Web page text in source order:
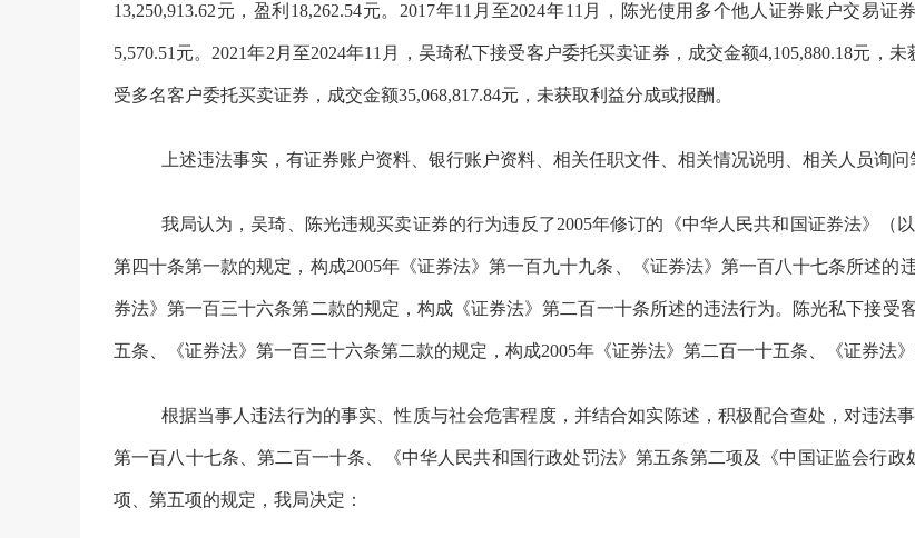
13,250,913.62元， 盈利 18,262.54元。2017年11 月至2024年11月，陈光使用 多个他人证券账户交易证券
5,570.51元。2021年2月至2024年11月，吴琦私下接受客户委托买卖证券 ，成交金额4,105,880.18元，未
受多名客 户委托买卖证券 ，成交金额35,068,817.84元， 未获取利益分成或报酬。
上述违法事实，有证券账户资料、银行账户资料、相关任职文件、相关情况说明、相关人员询问
我局认为，吴琦、陈光违规买卖证券的行为违反了2005年修订的《中华人民共和国证券法》（
第四十条第一款的规定，构成2005年《证券法》第一百九十九条、《证券法》第一百八十七条所述的
券法》第一百三十六条第二款的规定 ，构成《证券法》第二百一十条所述的违法行为。 陈光私下接受
五条、《证券法》第一百三十六条第二款的规定 ， 构成2005年《证券法》第二百一十五条、《证券法》
根据当事人违法行为的事实、性质与社会危害程度，并结合如实陈述，积极配合查处，对违法
第一百八十七条、第二百一十条、《中华人民共和国行政处罚法》第五条第二项及《中国证监会行政
项、第五项的规定，我局决定：